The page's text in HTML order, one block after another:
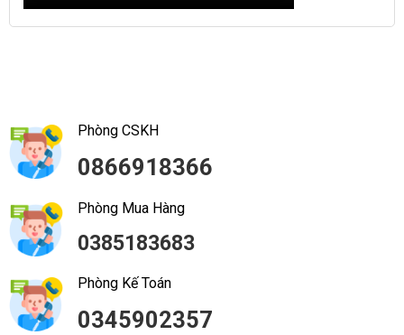
Phòng CSKH
0866918366
Phòng Mua Hàng
0385183683
Phòng Kế Toán
0345902357